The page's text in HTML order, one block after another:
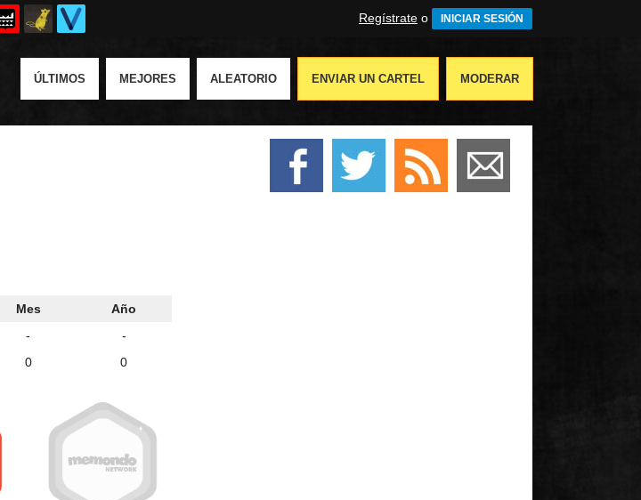
Regístrate o INICIAR SESIÓN
ÚLTIMOS MEJORES ALEATORIO ENVIAR UN CARTEL MODERAR
Mes
Año
-
-
0 0